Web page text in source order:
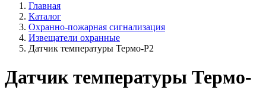
Главная
Каталог
Охранно-пожарная сигнализация
Извещатели охранные
Датчик температуры Термо-Р2
Датчик температуры Термо-